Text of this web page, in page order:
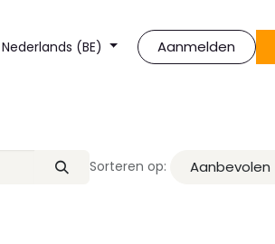
Nederlands (BE) Aanmelden
Sorteren op: Aanbevolen